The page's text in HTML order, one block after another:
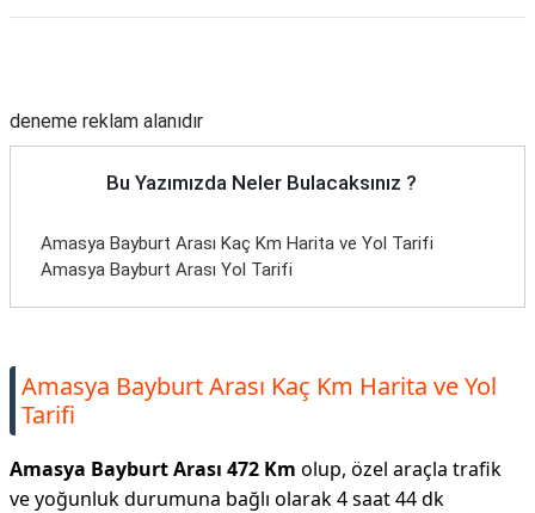
deneme reklam alanıdır
Bu Yazımızda Neler Bulacaksınız ?
Amasya Bayburt Arası Kaç Km Harita ve Yol Tarifi
Amasya Bayburt Arası Yol Tarifi
Amasya Bayburt Arası Kaç Km Harita ve Yol
Tarifi
Amasya Bayburt Arası 472 Km olup, özel araçla trafik
ve yoğunluk durumuna bağlı olarak 4 saat 44 dk